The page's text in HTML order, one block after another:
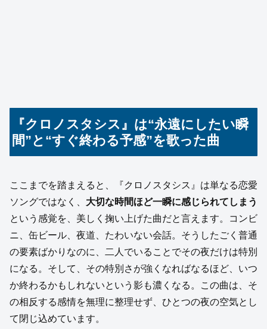
『クロノスタシス』は“永遠にしたい瞬
間”と“すぐ終わる予感”を歌った曲
ここまでを踏まえると、『クロノスタシス』は単なる恋愛
ソングではなく、 大切な時間ほど一瞬に感じられてしまう
という感覚を、美しく掬い上げた曲だと言えます。コンビ
ニ、缶ビール、夜道、たわいない会話。そうしたごく普通
の要素ばかりなのに、二人でいることでその夜だけは特別
になる。そして、その特別さが強くなればなるほど、いつ
か終わるかもしれないという影も濃くなる。この曲は、そ
の相反する感情を無理に整理せず、ひとつの夜の空気とし
て閉じ込めています。